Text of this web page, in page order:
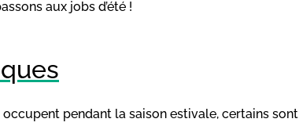
aux jobs d’été !
pendant la saison estivale, certains sont